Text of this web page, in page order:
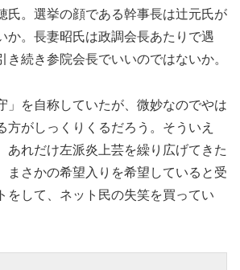
氏。選挙の顔である幹事長は辻元氏が
か。長妻昭氏は政調会長あたりで遇
き続き参院会長でいいのではないか。
」を自称していたが、微妙なのでやは
方がしっくりくるだろう。そういえ
あれだけ左派炎上芸を繰り広げてきた
まさかの希望入りを希望していると受
をして、ネット民の失笑を買ってい